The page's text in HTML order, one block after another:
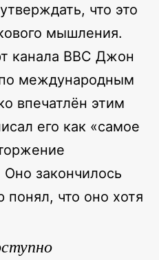
что это
мышления.
канала BBC Джон
международным
впечатлён этим
его как «самое
закончилось
понял, что оно хотя